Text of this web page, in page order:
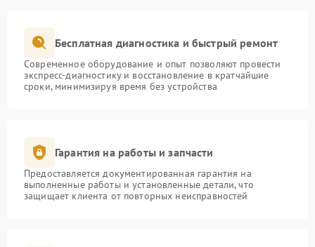
Бесплатная диагностика и быстрый ремонт
Современное оборудование и опыт позволяют провести
экспресс-диагностику и восстановление в кратчайшие
сроки, минимизируя время без устройства
Гарантия на работы и запчасти
Предоставляется документированная гарантия на
выполненные работы и установленные детали, что
защищает клиента от повторных неисправностей